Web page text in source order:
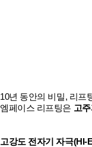
10년 동안의 비밀, 리프
엠페이스 리프팅은 고
고강도 전자기 자극(HI-